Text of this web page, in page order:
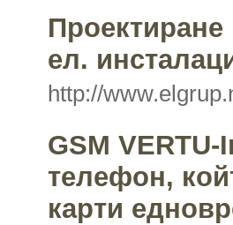
ел.
http://
GSM
телефон,
карти